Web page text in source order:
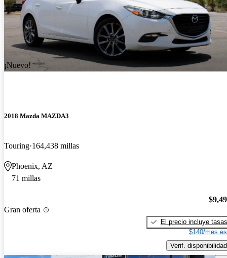
¡Nuevo!
2018 Mazda MAZDA3
Touring 164,438 millas
Phoenix, AZ
71 millas
Gran oferta
El precio incluye tasas
$140/mes
Verif. disponibilidad